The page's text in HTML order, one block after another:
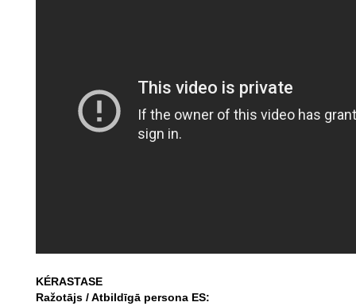
KÉRASTASE
Ražotājs / Atbildīgā persona ES: